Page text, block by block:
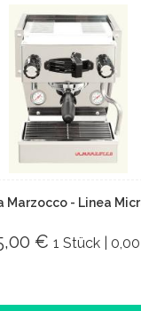
Marzocco - Linea
€ 1 Stück |